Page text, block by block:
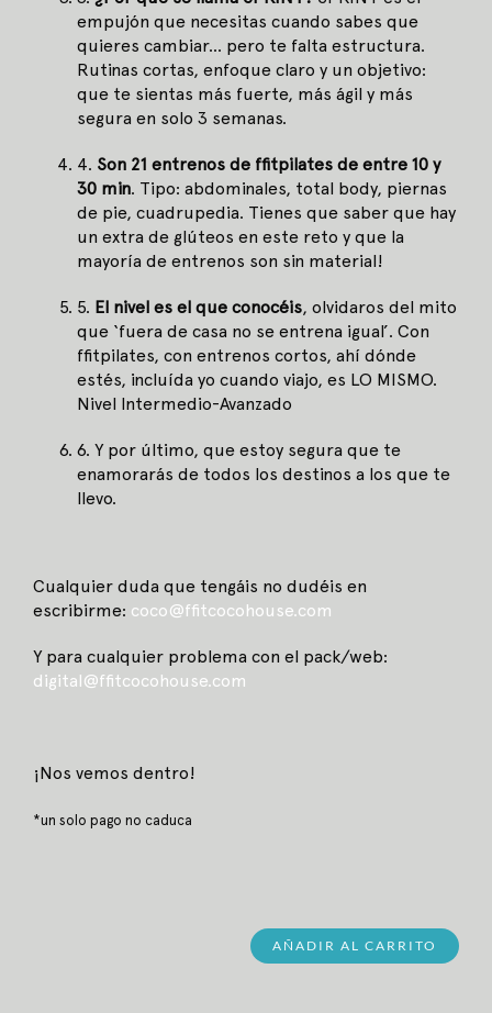
empujón que necesitas cuando sabes que
quieres cambiar… pero te falta estructura.
Rutinas cortas, enfoque claro y un objetivo:
que te sientas más fuerte, más ágil y más
segura en solo 3 semanas.
4. Son 21 entrenos de ffitpilates de entre 10 y
30 min. Tipo: abdominales, total body, piernas
de pie, cuadrupedia. Tienes que saber que hay
un extra de glúteos en este reto y que la
mayoría de entrenos son sin material!
5. El nivel es el que conocéis, olvidaros del mito
que ‘fuera de casa no se entrena igual’. Con
ffitpilates, con entrenos cortos, ahí dónde
estés, incluída yo cuando viajo, es LO MISMO.
Nivel Intermedio-Avanzado
6. Y por último, que estoy segura que te
enamorarás de todos los destinos a los que te
llevo.
Cualquier duda que tengáis no dudéis en
escribirme: coco@ffitcocohouse.com
Y para cualquier problema con el pack/web:
digital@ffitcocohouse.com
¡Nos vemos dentro!
*un solo pago no caduca
AÑADIR AL CARRITO